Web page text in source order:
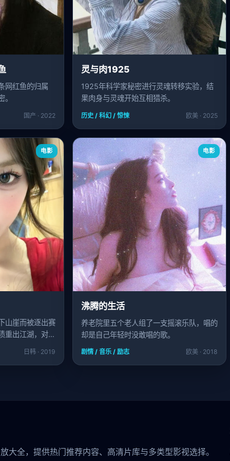
网红鱼的归属
国产 · 2022
灵与肉1925
1925年科学家秘密进行灵魂转移实验，结
果肉身与灵魂开始互相猎杀。
历史 / 科幻 / 惊悚 欧美 · 2025
电影
山崖而被逐出赛
重出江湖，对手
日韩 · 2019
电影
沸腾的生活
养老院里五个老人组了一支摇滚乐队，唱的
却是自己年轻时没敢唱的歌。
剧情 / 音乐 / 励志 欧美 · 2018
大全，提供热门推荐内容、高清片库与多类型影视选择。